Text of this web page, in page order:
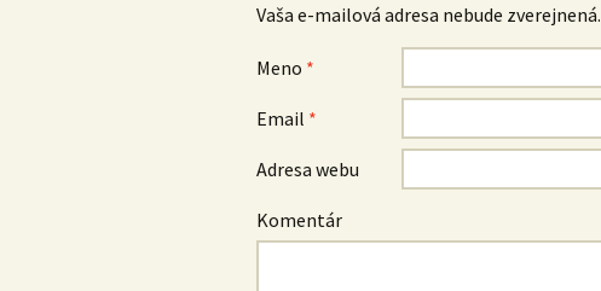
Vaša e-mailová adresa nebude zverejnená.
Meno *
Email *
Adresa webu
Komentár